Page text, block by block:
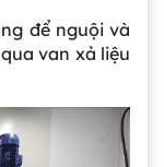
để nguội và
van xả liệu